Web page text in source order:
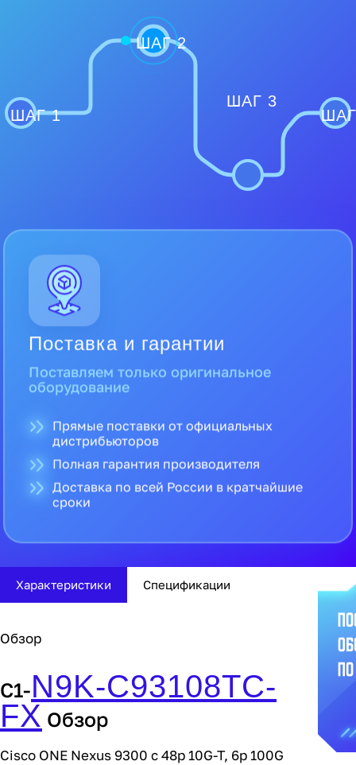
ШАГ 1
ШАГ 2
ШАГ 3
Поставка и гарантии
Поставляем только оригинальное
оборудование
Прямые поставки от официальных
дистрибьюторов
Полная гарантия производителя
Доставка по всей России в кратчайшие
сроки
Характеристики Спецификации
Обзор
C1-N9K-C93108TC-
FX Обзор
Cisco ONE Nexus 9300 с 48p 10G-T, 6p 100G